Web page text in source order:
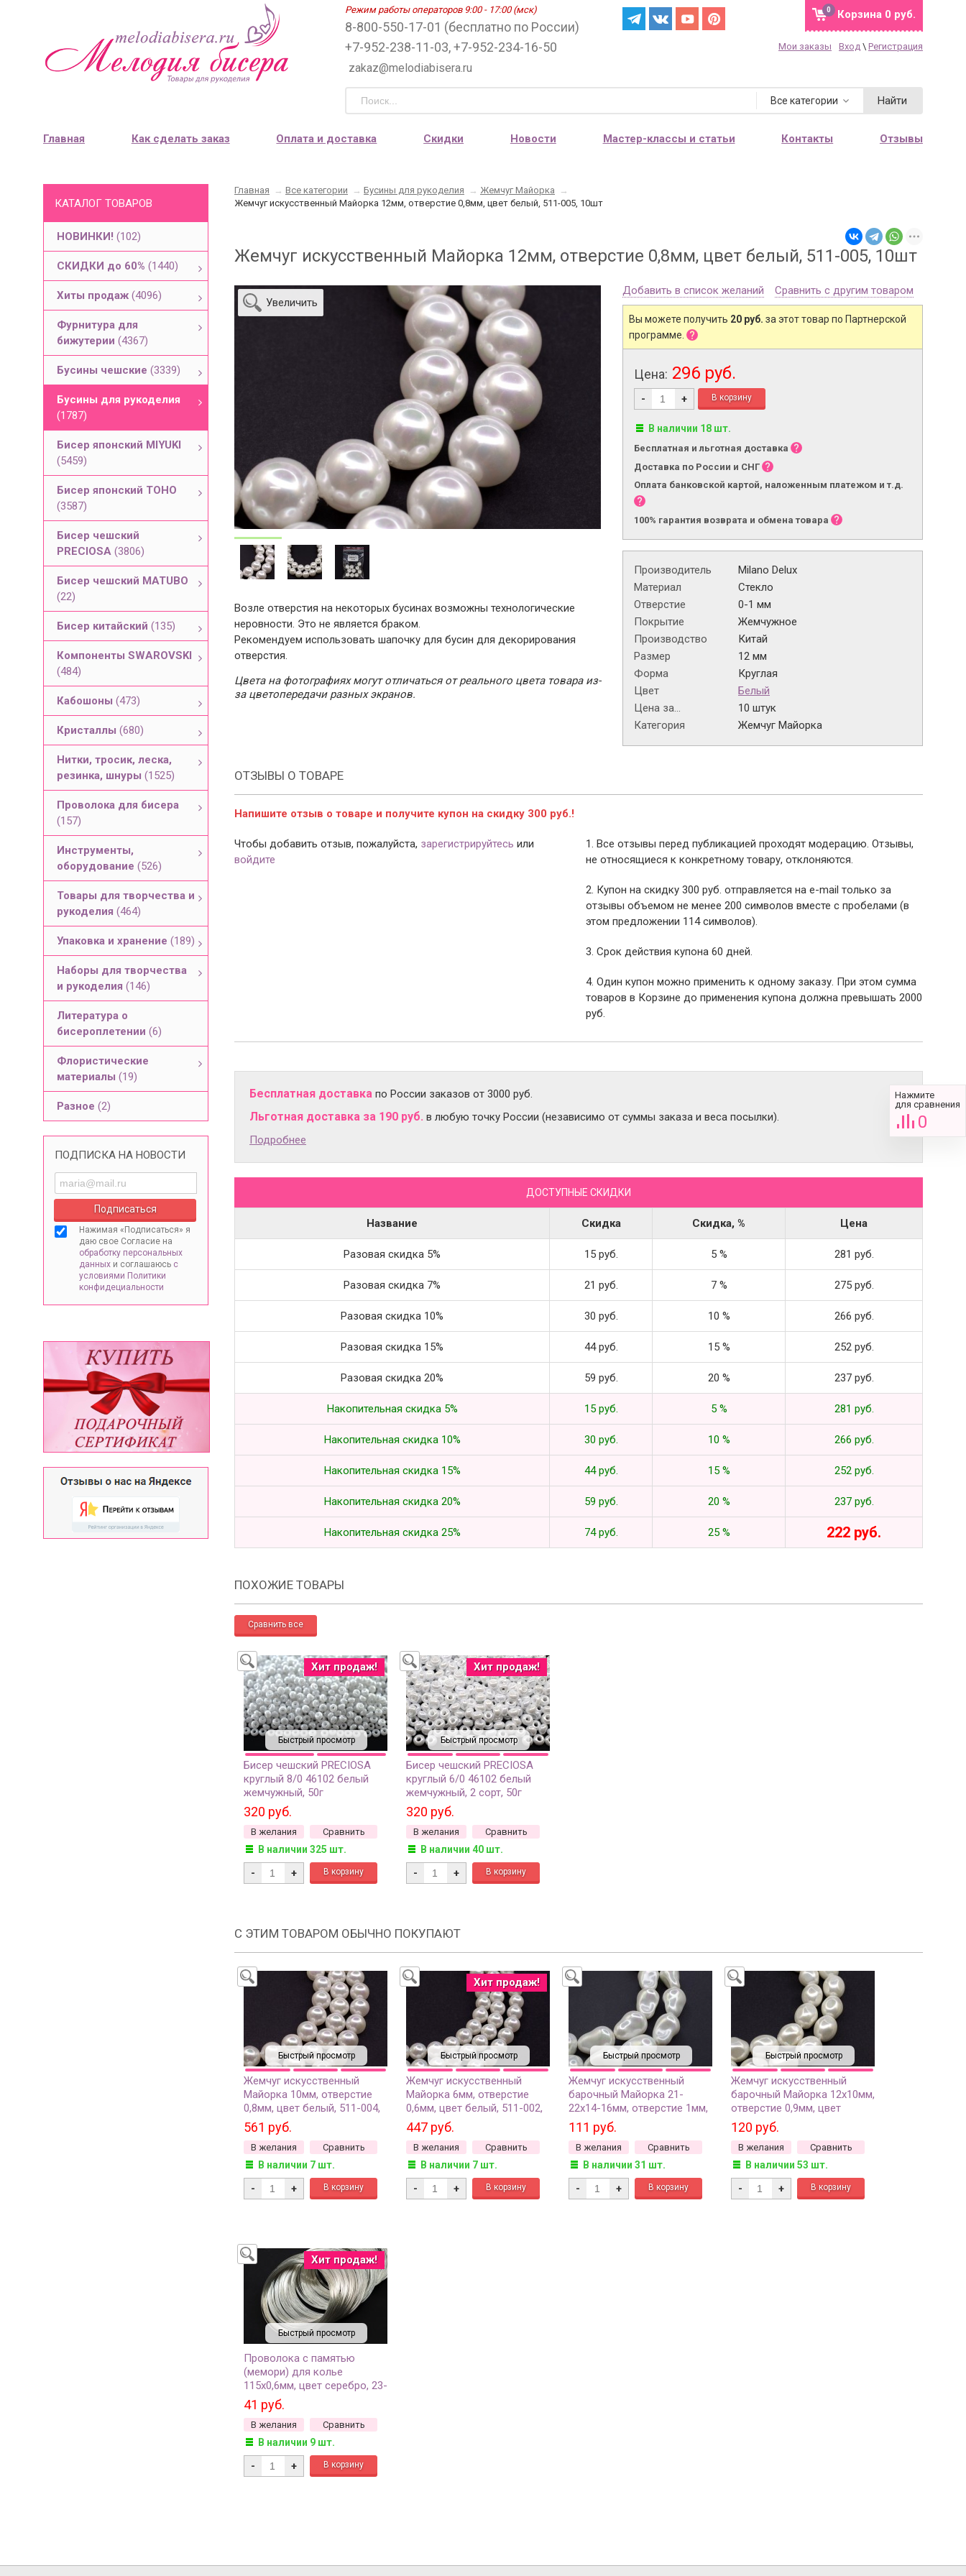
Режим работы операторов 9:00 - 17:00 (мск)
8-800-550-17-01 (бесплатно по России)
+7-952-238-11-03, +7-952-234-16-50
zakaz@melodiabisera.ru
Корзина 0 руб.
0
Мои заказы Вход \ Регистрация
Все категории Найти
Главная Как сделать заказ Оплата и доставка Скидки Новости Мастер-классы и статьи Контакты Отзывы
КАТАЛОГ ТОВАРОВ
НОВИНКИ! (102)
СКИДКИ до 60% (1440)
Хиты продаж (4096)
Фурнитура для
бижутерии (4367)
Бусины чешские (3339)
Бусины для рукоделия
(1787)
Бисер японский MIYUKI
(5459)
Бисер японский TOHO
(3587)
Бисер чешский
PRECIOSA (3806)
Бисер чешский MATUBO
(22)
Бисер китайский (135)
Компоненты SWAROVSKI
(484)
Кабошоны (473)
Кристаллы (680)
Нитки, тросик, леска,
резинка, шнуры (1525)
Проволока для бисера
(157)
Инструменты,
оборудование (526)
Товары для творчества и
рукоделия (464)
Упаковка и хранение (189)
Наборы для творчества
и рукоделия (146)
Литература о
бисероплетении (6)
Флористические
материалы (19)
Разное (2)
ПОДПИСКА НА НОВОСТИ
Нажимая «Подписаться» я
даю свое Согласие на
обработку персональных
данных и соглашаюсь с
условиями Политики
конфидециальности
Главная → Все категории → Бусины для рукоделия → Жемчуг Майорка
→
Жемчуг искусственный Майорка 12мм, отверстие 0,8мм, цвет белый, 511-005, 10шт
Жемчуг искусственный Майорка 12мм, отверстие 0,8мм, цвет белый, 511-005, 10шт
Увеличить
Возле отверстия на некоторых бусинах возможны технологические
неровности. Это не является браком.
Рекомендуем использовать шапочку для бусин для декорирования
отверстия.
Цвета на фотографиях могут отличаться от реального цвета товара из-
за цветопередачи разных экранов.
Добавить в список желаний Сравнить с другим товаром
Вы можете получить 20 руб. за этот товар по Партнерской
программе.
Цена: 296 руб.
- +
В наличии 18 шт.
Бесплатная и льготная доставка
Доставка по России и СНГ
Оплата банковской картой, наложенным платежом и т.д.
100% гарантия возврата и обмена товара
Производитель
Milano Delux
Материал
Стекло
Отверстие
0-1 мм
Покрытие
Жемчужное
Производство
Китай
Размер
12 мм
Форма
Круглая
Цвет
Белый
Цена за...
10 штук
Категория
Жемчуг Майорка
ОТЗЫВЫ О ТОВАРЕ
Напишите отзыв о товаре и получите купон на скидку 300 руб.!
Чтобы добавить отзыв, пожалуйста, зарегистрируйтесь или
войдите
1. Все отзывы перед публикацией проходят модерацию. Отзывы,
не относящиеся к конкретному товару, отклоняются.
2. Купон на скидку 300 руб. отправляется на e-mail только за
отзывы объемом не менее 200 символов вместе с пробелами (в
этом предложении 114 символов).
3. Срок действия купона 60 дней.
4. Один купон можно применить к одному заказу. При этом сумма
товаров в Корзине до применения купона должна превышать 2000
руб.
Бесплатная доставка по России заказов от 3000 руб.
Льготная доставка за 190 руб. в любую точку России (независимо от суммы заказа и веса посылки).
Подробнее
ДОСТУПНЫЕ СКИДКИ
Название Скидка Скидка, % Цена
Разовая скидка 5% 15 руб. 5 % 281 руб.
Разовая скидка 7% 21 руб. 7 % 275 руб.
Разовая скидка 10% 30 руб. 10 % 266 руб.
Разовая скидка 15% 44 руб. 15 % 252 руб.
Разовая скидка 20% 59 руб. 20 % 237 руб.
Накопительная скидка 5% 15 руб. 5 % 281 руб.
Накопительная скидка 10% 30 руб. 10 % 266 руб.
Накопительная скидка 15% 44 руб. 15 % 252 руб.
Накопительная скидка 20% 59 руб. 20 % 237 руб.
Накопительная скидка 25% 74 руб. 25 % 222 руб.
ПОХОЖИЕ ТОВАРЫ
Быстрый просмотр
Хит продаж!
Бисер чешский PRECIOSA
круглый 8/0 46102 белый
жемчужный, 50г
320 руб.
В желания Сравнить
В наличии 325 шт.
- +
Быстрый просмотр
Хит продаж!
Бисер чешский PRECIOSA
круглый 6/0 46102 белый
жемчужный, 2 сорт, 50г
320 руб.
В желания Сравнить
В наличии 40 шт.
- +
С ЭТИМ ТОВАРОМ ОБЫЧНО ПОКУПАЮТ
Быстрый просмотр
Жемчуг искусственный
Майорка 10мм, отверстие
0,8мм, цвет белый, 511-004,
1 нить (около 39см, около
38шт)
561 руб.
В желания Сравнить
В наличии 7 шт.
- +
Быстрый просмотр
Хит продаж!
Жемчуг искусственный
Майорка 6мм, отверстие
0,6мм, цвет белый, 511-002,
1 нить (около 39см, около
65шт)
447 руб.
В желания Сравнить
В наличии 7 шт.
- +
Быстрый просмотр
Жемчуг искусственный
барочный Майорка 21-
22х14-16мм, отверстие 1мм,
цвет белый, 511-010, 1шт
111 руб.
В желания Сравнить
В наличии 31 шт.
- +
Быстрый просмотр
Жемчуг искусственный
барочный Майорка 12х10мм,
отверстие 0,9мм, цвет
белый, 511-008, 2шт
120 руб.
В желания Сравнить
В наличии 53 шт.
- +
Быстрый просмотр
Хит продаж!
Проволока с памятью
(мемори) для колье
115х0,6мм, цвет серебро, 23-
010, 5 витков
41 руб.
В желания Сравнить
В наличии 9 шт.
- +
Нажмите
для сравнения
0